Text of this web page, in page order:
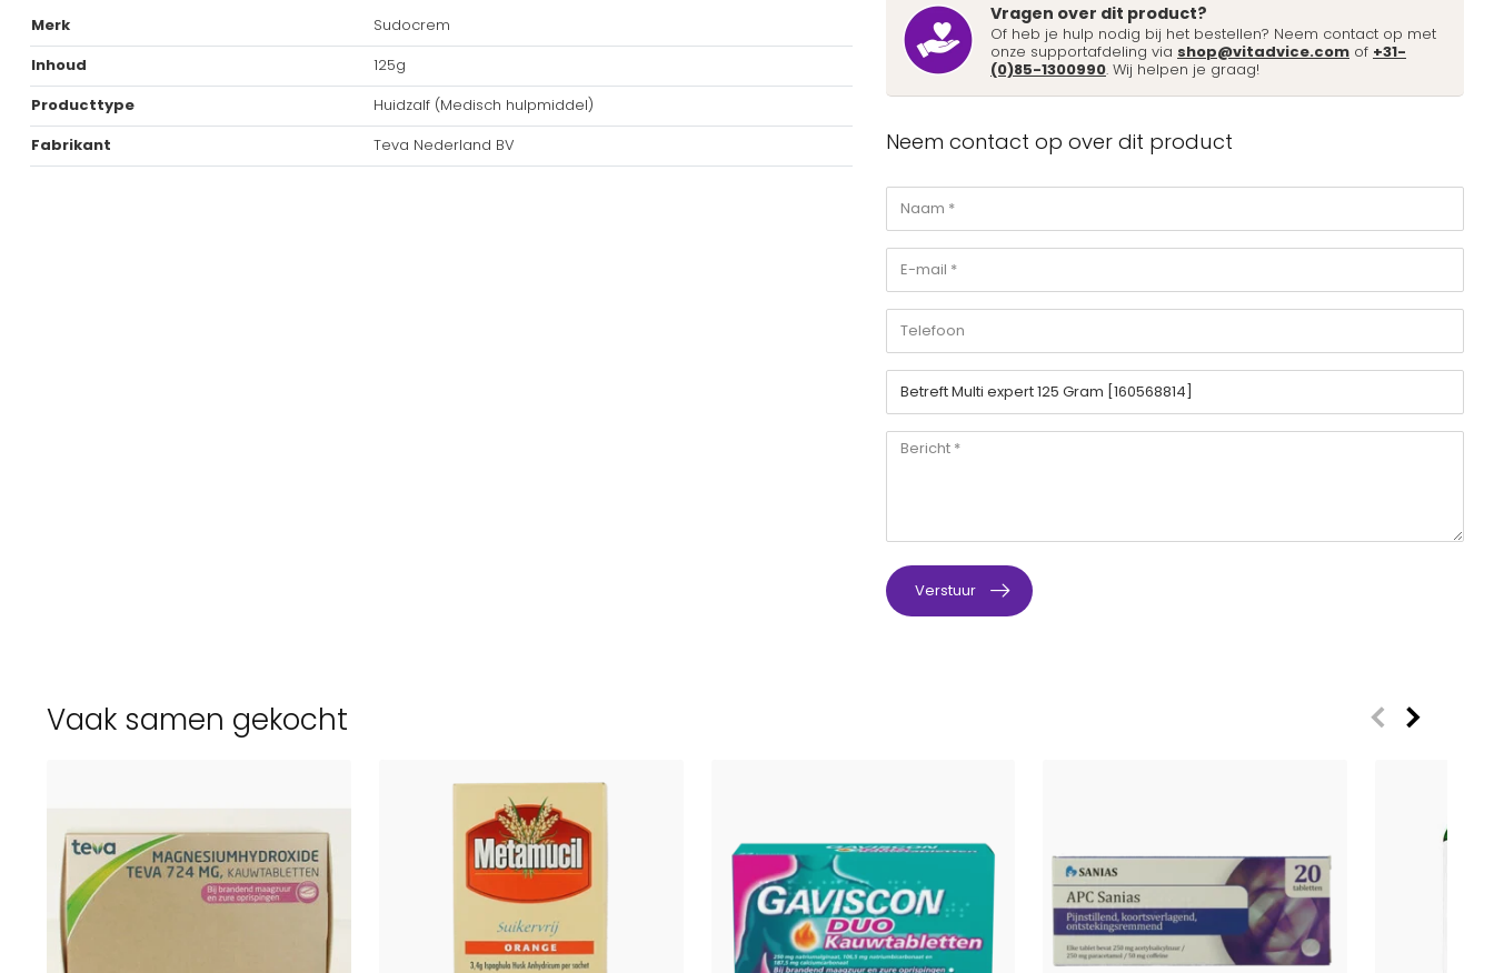
Merk
Sudocrem
Inhoud
125g
Producttype
Huidzalf (Medisch hulpmiddel)
Fabrikant
Teva Nederland BV
Vragen over dit product?
Of heb je hulp nodig bij het bestellen? Neem contact op met
onze supportafdeling via shop@vitadvice.com of +31-
(0)85-1300990. Wij helpen je graag!
Neem contact op over dit product
Verstuur
Vaak samen gekocht